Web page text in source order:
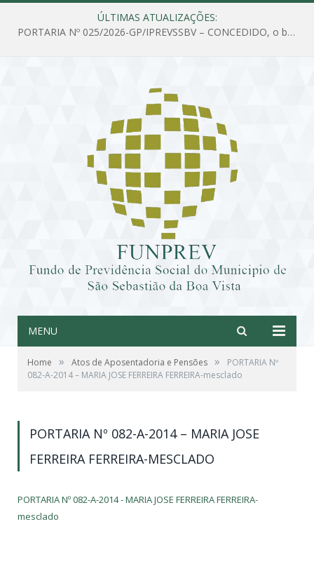
ÚLTIMAS ATUALIZAÇÕES:
PORTARIA Nº 025/2026-GP/IPREVSSBV – CONCEDIDO, o benefício de PENSÃO a MARIA ESTELA DOS SANTOS SOUZA
MENU
Home » Atos de Aposentadoria e Pensões »
PORTARIA Nº
082-A-2014 – MARIA JOSE FERREIRA FERREIRA-mesclado
PORTARIA Nº 082-A-2014 – MARIA JOSE
FERREIRA FERREIRA-MESCLADO
PORTARIA Nº 082-A-2014 - MARIA JOSE FERREIRA FERREIRA-
mesclado